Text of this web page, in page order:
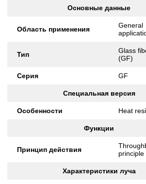
Основные данные
Область применения
General
Тип
Glass
(GF)
Серия GF
Специальная версия
Особенности Heat
Функции
Принцип действия
principle
Характеристики луча